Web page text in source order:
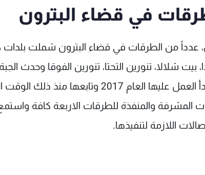
في قضاء البترون
عدداً من الطرقات في قضاء البترون شملت بلدات
بيت شلالا، تنورين التحتا، تنورين الفوقا وحدث
ممولة من البنك الدولي بمواصفات عالمية، وكان بدأ العمل عليها العام
المشرفة والمنفذة للطرقات الاربعة كافة
اللازمة لتنفيذها.